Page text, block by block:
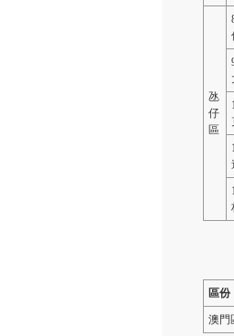
氹
仔
區
區份
澳門